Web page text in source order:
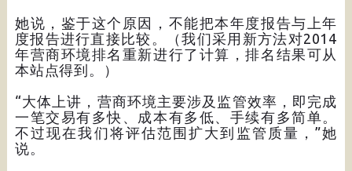
她说，鉴于这个原因，不能把本年度报告与上年
度报告进行直接比较。（我们采用新方法对2014
年营商环境排名重新进行了计算，排名结果可从
本站点得到。）
“大体上讲，营商环境主要涉及监管效率，即完成
一笔交易有多快、成本有多低、手续有多简单。
不过现在我们将评估范围扩大到监管质量，”她
说。